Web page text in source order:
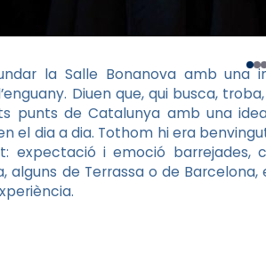
la Salle Bonanova amb una
Diuen que, qui busca,
punts de Catalunya amb una
el dia a dia. Tothom hi era
expectació i emoció barrejades,
de Terrassa o de Barcelona,